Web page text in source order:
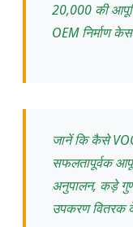
20,000 की
OEM निर्माण
जानें कि कैसे
सफलतापूर्वक
अनुपालन, कड़े
उपकरण वितरक